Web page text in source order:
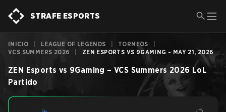
STRAFE ESPORTS
INICIO LEAGUE OF LEGENDS TORNEOS
VCS SUMMERS 2026
ZEN ESPORTS VS 9GAMING - MAY 21, 2026
ZEN Esports vs 9Gaming –VCS Summers 2026 LoL
Partido